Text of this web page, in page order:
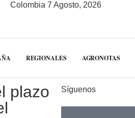
Colombia 7 Agosto, 2026
REGIONALES AGRONOTAS
plazo
Síguenos